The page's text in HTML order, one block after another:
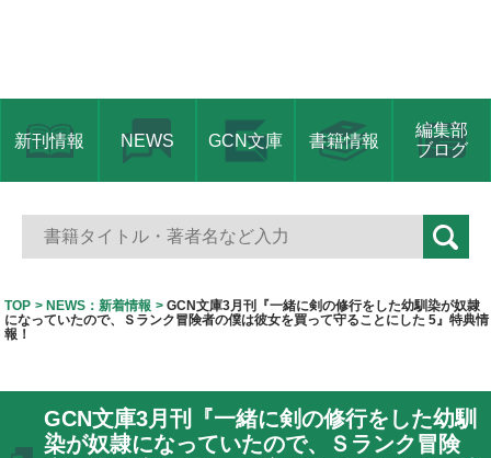
新刊情報 NEWS GCN文庫 書籍情報
編集部
ブログ
TOP NEWS：新着情報
GCN文庫3月刊『一緒に剣の修行をした幼馴染が奴隷
になっていたので、Ｓランク冒険者の僕は彼女を買って守ることにした 5』特典情
報！
GCN文庫3月刊『一緒に剣の修行をした幼馴
染が奴隷になっていたので、Ｓランク冒険